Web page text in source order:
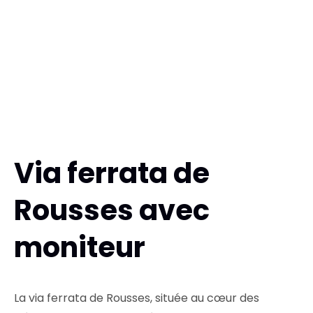
Via ferrata de
Rousses avec
moniteur
La via ferrata de Rousses, située au cœur des